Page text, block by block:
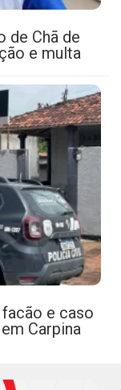
de Chã de
e multa
e caso
Carpina